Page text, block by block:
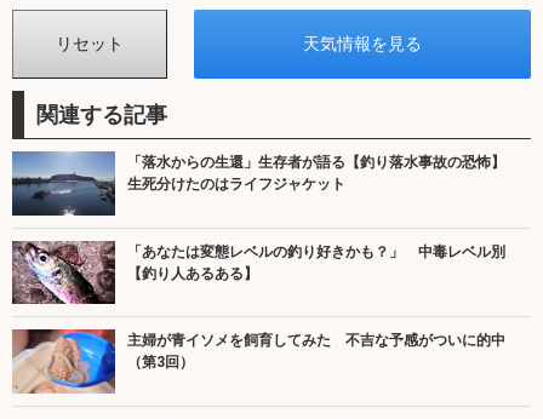
関連する記事
「落水からの生還」生存者が語る【釣り落水事故の恐怖】
生死分けたのはライフジャケット
「あなたは変態レベルの釣り好きかも？」 中毒レベル別
【釣り人あるある】
主婦が青イソメを飼育してみた 不吉な予感がついに的中
（第3回）